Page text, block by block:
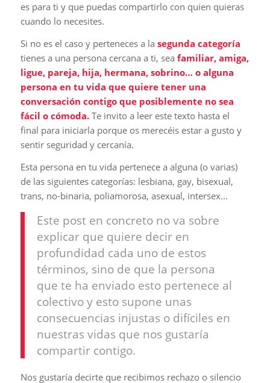
es para ti y que puedas compartirlo con quien quieras
cuando lo necesites.
Si no es el caso y perteneces a la segunda categoría
tienes a una persona cercana a ti, sea familiar, amiga,
ligue, pareja, hija, hermana, sobrino… o alguna
persona en tu vida que quiere tener una
conversación contigo que posiblemente no sea
fácil o cómoda.Te invito a leer este texto hasta el
final para iniciarla porque os merecéis estar a gusto y
sentir seguridad y cercanía.
Esta persona en tu vida pertenece a alguna (o varias)
de las siguientes categorías: lesbiana, gay, bisexual,
trans, no-binaria, poliamorosa, asexual, intersex…
Este post en concreto no va sobre
explicar que quiere decir en
profundidad cada uno de estos
términos, sino de que la persona
que te ha enviado esto pertenece al
colectivo y esto supone unas
consecuencias injustas o difíciles en
nuestras vidas que nos gustaría
compartir contigo.
Nos gustaría decirte que recibimos rechazo o silencio